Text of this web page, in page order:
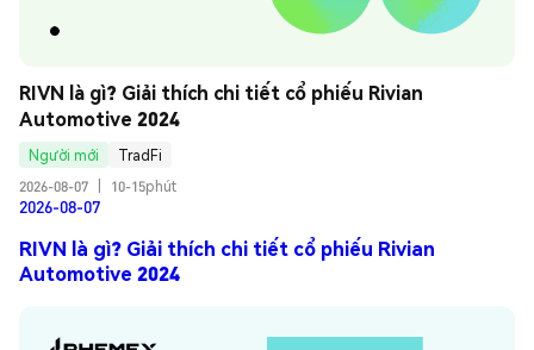
RIVN là gì? Giải thích chi tiết cổ phiếu Rivian
Automotive 2024
Người mới
TradFi
2026-08-07
10-15phút
2026-08-07
RIVN là gì? Giải thích chi tiết cổ phiếu Rivian
Automotive 2024